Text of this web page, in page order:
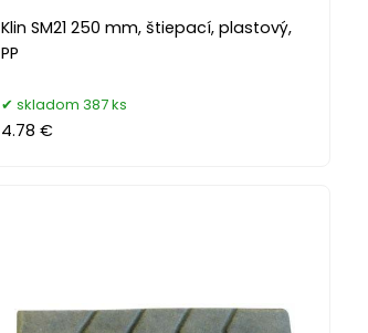
Klin SM21 250 mm, štiepací, plastový,
PP
skladom 387 ks
4.78 €